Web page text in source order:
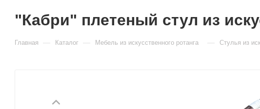
"Кабри" плетеный стул из
Главная — Каталог — Мебель из искусственного ротанга — Стулья из